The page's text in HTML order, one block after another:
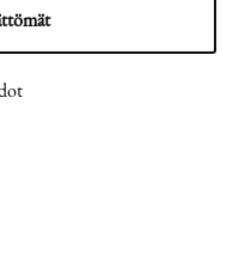
sivuston